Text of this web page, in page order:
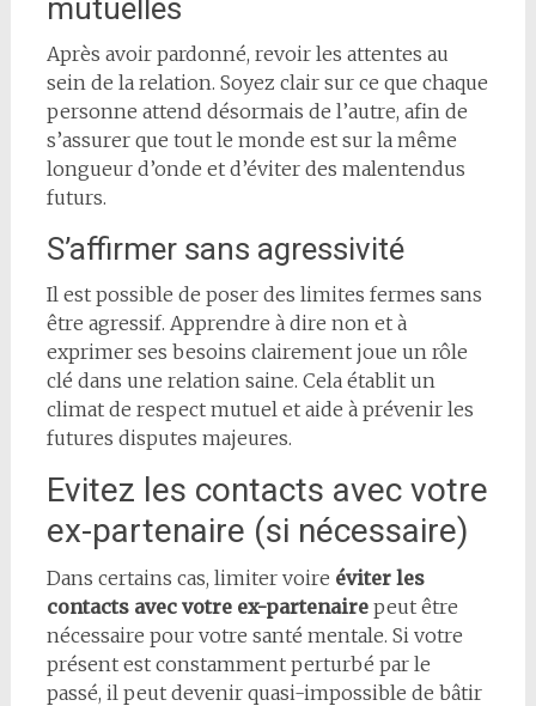
mutuelles
Après avoir pardonné, revoir les attentes au
sein de la relation. Soyez clair sur ce que chaque
personne attend désormais de l’autre, afin de
s’assurer que tout le monde est sur la même
longueur d’onde et d’éviter des malentendus
futurs.
S’affirmer sans agressivité
Il est possible de poser des limites fermes sans
être agressif. Apprendre à dire non et à
exprimer ses besoins clairement joue un rôle
clé dans une relation saine. Cela établit un
climat de respect mutuel et aide à prévenir les
futures disputes majeures.
Evitez les contacts avec votre
ex-partenaire (si nécessaire)
Dans certains cas, limiter voire éviter les
contacts avec votre ex-partenairepeut être
nécessaire pour votre santé mentale. Si votre
présent est constamment perturbé par le
passé, il peut devenir quasi-impossible de bâtir